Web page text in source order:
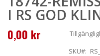
the
beginning
the
images
I RS GOD
0,00 kr
SKU